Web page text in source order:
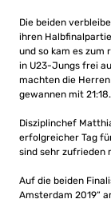
Die beiden
ihren
und so kam es zum
in U23-Jungs frei
machten die
gewannen mit 21:18.
Disziplinchef
erfolgreicher Tag
sind sehr zufrieden
Auf die beiden
Amsterdam 2019“